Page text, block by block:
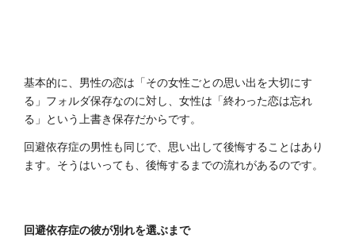
基本的に、男性の恋は「その女性ごとの思い出を大切にす
る」フォルダ保存なのに対し、女性は「終わった恋は忘れ
る」という上書き保存だからです。
回避依存症の男性も同じで、思い出して後悔することはあり
ます。そうはいっても、後悔するまでの流れがあるのです。
回避依存症の彼が別れを選ぶまで